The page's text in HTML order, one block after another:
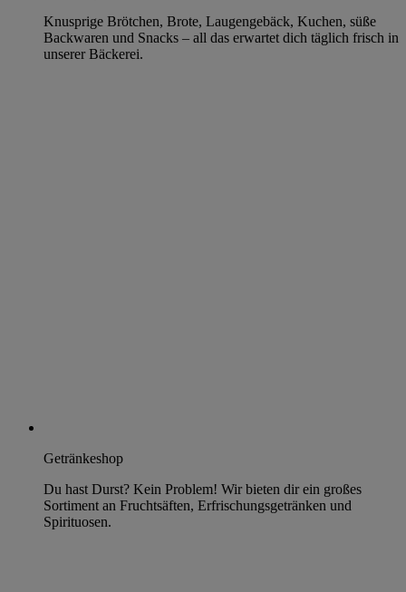
Knusprige Brötchen, Brote, Laugengebäck, Kuchen, süße
Backwaren und Snacks – all das erwartet dich täglich frisch in
unserer Bäckerei.
Getränkeshop
Du hast Durst? Kein Problem! Wir bieten dir ein großes
Sortiment an Fruchtsäften, Erfrischungsgetränken und
Spirituosen.